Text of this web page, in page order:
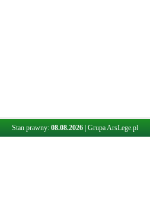
Stan prawny: 08.08.2026 Grupa ArsLege.pl